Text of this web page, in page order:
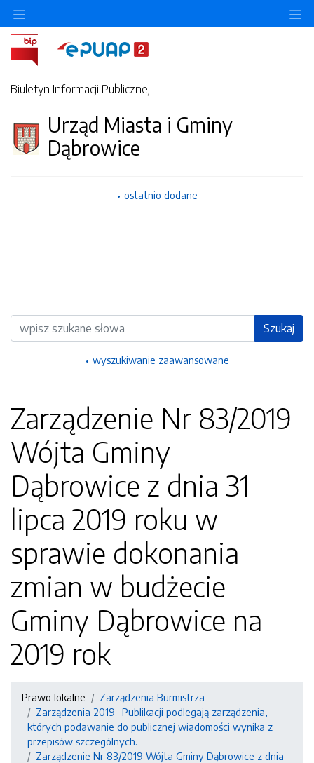
Biuletyn Informacji Publicznej
Urząd Miasta i Gminy
Dąbrowice
ostatnio dodane
Wyszukiwarka Szukaj
wyszukiwanie zaawansowane
Zarządzenie Nr 83/2019
Wójta Gminy
Dąbrowice z dnia 31
lipca 2019 roku w
sprawie dokonania
zmian w budżecie
Gminy Dąbrowice na
2019 rok
Prawo lokalne
Zarządzenia Burmistrza
Zarządzenia 2019- Publikacji podlegają zarządzenia,
których podawanie do publicznej wiadomości wynika z
przepisów szczególnych.
Zarządzenie Nr 83/2019 Wójta Gminy Dąbrowice z dnia